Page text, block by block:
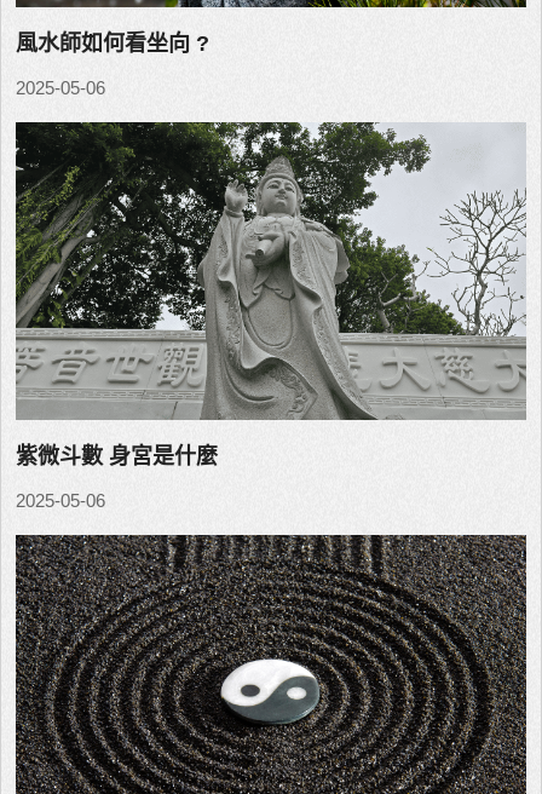
風水師如何看坐向 ?
2025-05-06
紫微斗數 身宮是什麼
2025-05-06